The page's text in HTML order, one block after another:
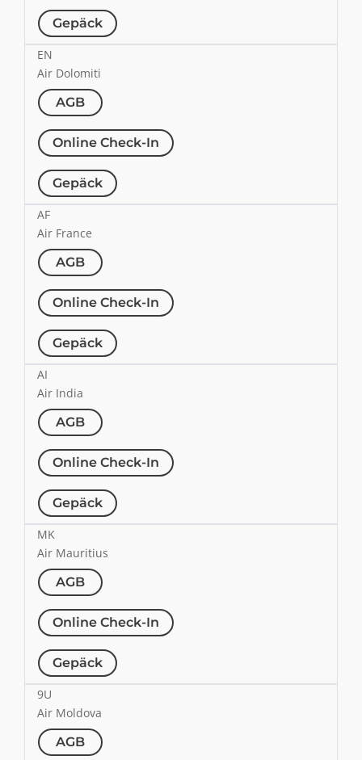
Gepäck
EN
Air Dolomiti
AGB
Online Check-In
Gepäck
AF
Air France
AGB
Online Check-In
Gepäck
AI
Air India
AGB
Online Check-In
Gepäck
MK
Air Mauritius
AGB
Online Check-In
Gepäck
9U
Air Moldova
AGB